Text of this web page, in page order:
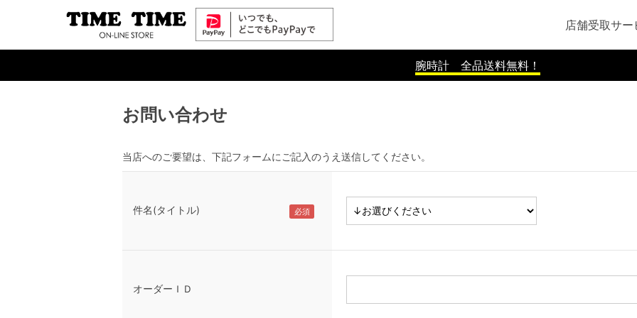
店舗受取サー
腕時計 全品送料無料！
お問い合わせ
当店へのご要望は、下記フォームにご記入のうえ送信してください。
件名(タイトル)
オーダーＩＤ